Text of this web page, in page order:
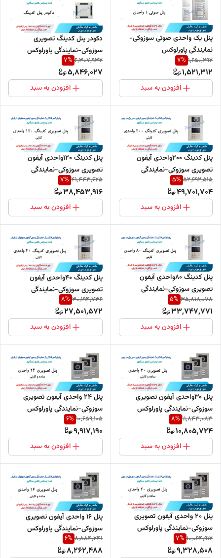
پنل یک واحدی صوتی سوزوکی-
نمایندگی پاورلوکس
1,650,292
7%
1,521,312
افزودن به سبد
دکودر پنل کدینگ تصویری
سوزوکی-نمایندگی پاورلوکس
6,307,932
7%
5,846,027
افزودن به سبد
پنل کدینگ 200واحدی آیفون
تصویری سوزوکی-نمایندگی
پاورلوکس
52,692,515
5%
49,701,704
افزودن به سبد
پنل کدینگ 120واحدی آیفون
تصویری سوزوکی-نمایندگی
پاورلوکس
41,443,625
7%
38,453,916
افزودن به سبد
پنل کدینگ 80واحدی آیفون
تصویری سوزوکی-نمایندگی
پاورلوکس
35,818,078
5%
33,747,771
افزودن به سبد
پنل کدینگ 40واحدی آیفون
تصویری سوزوکی-نمایندگی
پاورلوکس
30,194,736
8%
27,501,572
افزودن به سبد
پنل 30واحدی آیفون تصویری
سوزوکی-نمایندگی پاورلوکس
11,843,083
8%
10,805,724
افزودن به سبد
پنل 24 واحدی آیفون تصویری
سوزوکی-نمایندگی پاورلوکس
10,659,105
6%
9,917,190
افزودن به سبد
پنل 20 واحدی آیفون تصویری
سوزوکی-نمایندگی پاورلوکس
10,064,912
7%
9,328,508
پنل 16 واحدی آیفون تصویری
سوزوکی-نمایندگی پاورلوکس
8,884,241
6%
8,262,488